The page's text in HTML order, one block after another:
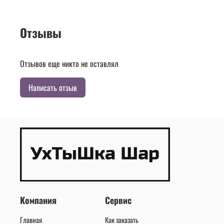
Отзывы
Отзывов еще никто не оставлял
Написать отзыв
Компания
Главная
Сервис
Как заказать